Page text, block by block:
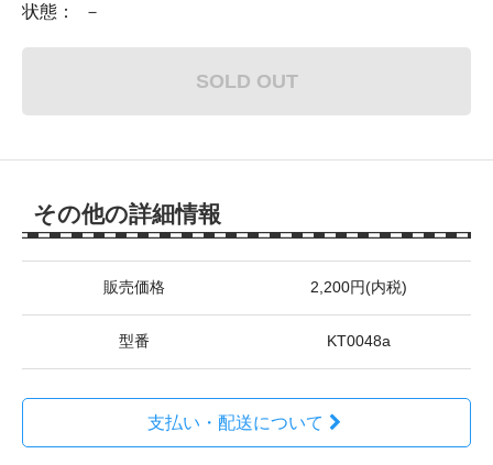
状態： －
SOLD OUT
その他の詳細情報
販売価格 2,200円(内税)
型番 KT0048a
支払い・配送について